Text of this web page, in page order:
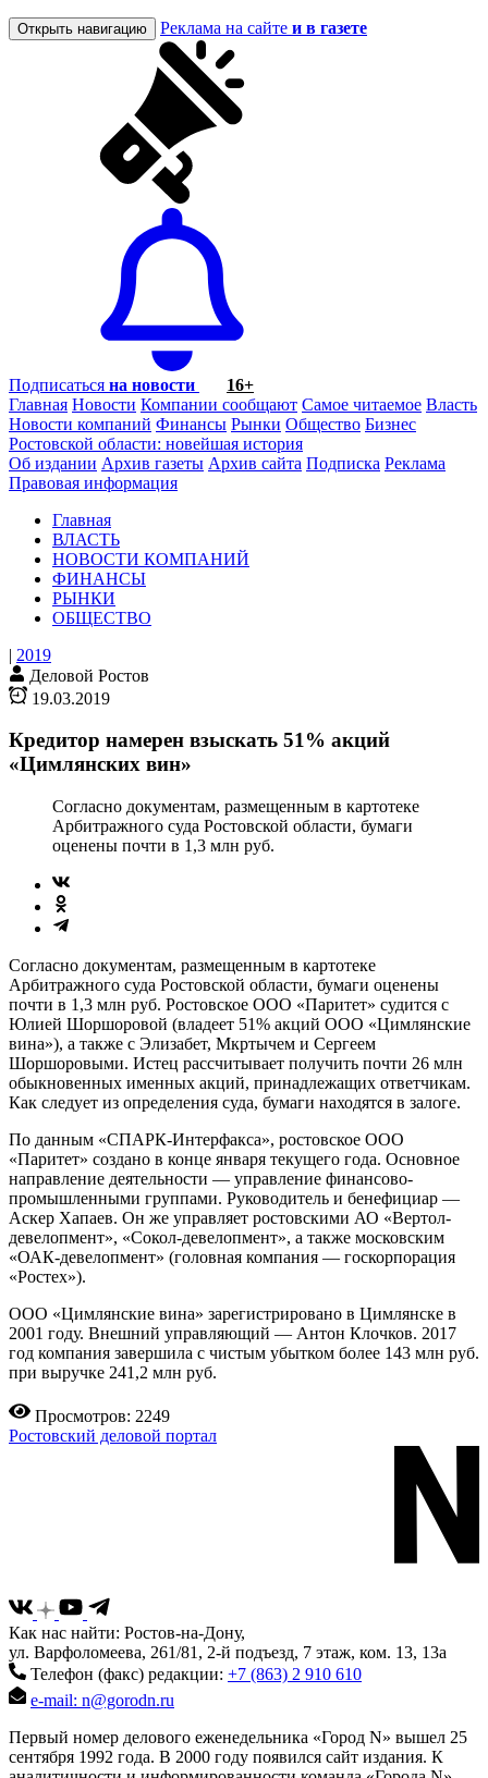
Открыть навигацию Реклама на сайте и в газете
Подписаться на новости
16+
Главная Новости Компании сообщают Самое читаемое Власть
Новости компаний Финансы Рынки Общество Бизнес
Ростовской области: новейшая история
Об издании Архив газеты Архив сайта Подписка Реклама
Правовая информация
Главная
ВЛАСТЬ
НОВОСТИ КОМПАНИЙ
ФИНАНСЫ
РЫНКИ
ОБЩЕСТВО
| 2019
Деловой Ростов
19.03.2019
Кредитор намерен взыскать 51% акций
«Цимлянских вин»
Согласно документам, размещенным в картотеке
Арбитражного суда Ростовской области, бумаги
оценены почти в 1,3 млн руб.
Согласно документам, размещенным в картотеке
Арбитражного суда Ростовской области, бумаги оценены
почти в 1,3 млн руб. Ростовское ООО «Паритет» судится с
Юлией Шоршоровой (владеет 51% акций ООО «Цимлянские
вина»), а также с Элизабет, Мкртычем и Сергеем
Шоршоровыми. Истец рассчитывает получить почти 26 млн
обыкновенных именных акций, принадлежащих ответчикам.
Как следует из определения суда, бумаги находятся в залоге.
По данным «СПАРК-Интерфакса», ростовское ООО
«Паритет» создано в конце января текущего года. Основное
направление деятельности — управление финансово-
промышленными группами. Руководитель и бенефициар —
Аскер Хапаев. Он же управляет ростовскими АО «Вертол-
девелопмент», «Сокол-девелопмент», а также московским
«ОАК-девелопмент» (головная компания — госкорпорация
«Ростех»).
ООО «Цимлянские вина» зарегистрировано в Цимлянске в
2001 году. Внешний управляющий — Антон Клочков. 2017
год компания завершила с чистым убытком более 143 млн руб.
при выручке 241,2 млн руб.
Просмотров: 2249
Ростовский деловой портал
Как нас найти: Ростов-на-Дону,
ул. Варфоломеева, 261/81, 2-й подъезд, 7 этаж, ком. 13, 13а
Телефон (факс) редакции: +7 (863) 2 910 610
e-mail: n@gorodn.ru
Первый номер делового еженедельника «Город N» вышел 25
сентября 1992 года. В 2000 году появился сайт издания. К